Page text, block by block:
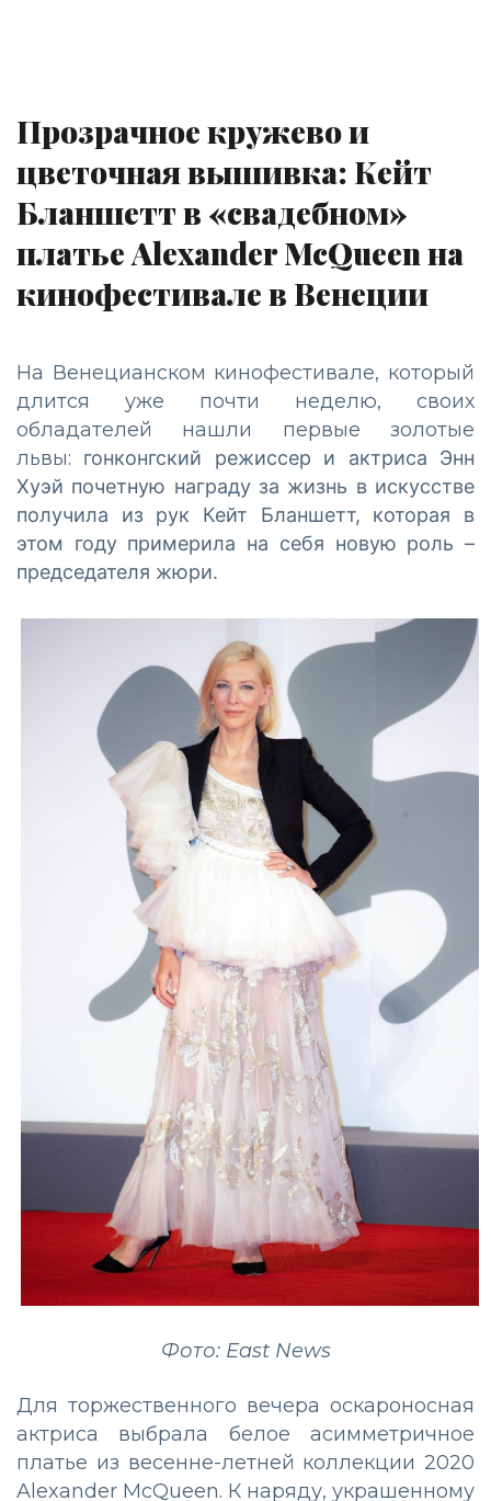
Прозрачное кружево и
цветочная вышивка: Кейт
Бланшетт в «свадебном»
платье Alexander McQueen на
кинофестивале в Венеции
На Венецианском кинофестивале, который
длится уже почти неделю, своих
обладателей нашли первые золотые
львы: гонконгский режиссер и актриса Энн
Хуэй почетную награду за жизнь в искусстве
получила из рук Кейт Бланшетт, которая в
этом году примерила на себя новую роль –
председателя жюри.
Фото: East News
Для торжественного вечера оскароносная
актриса выбрала белое асимметричное
платье из весенне-летней коллекции 2020
Alexander McQueen. К наряду, украшенному